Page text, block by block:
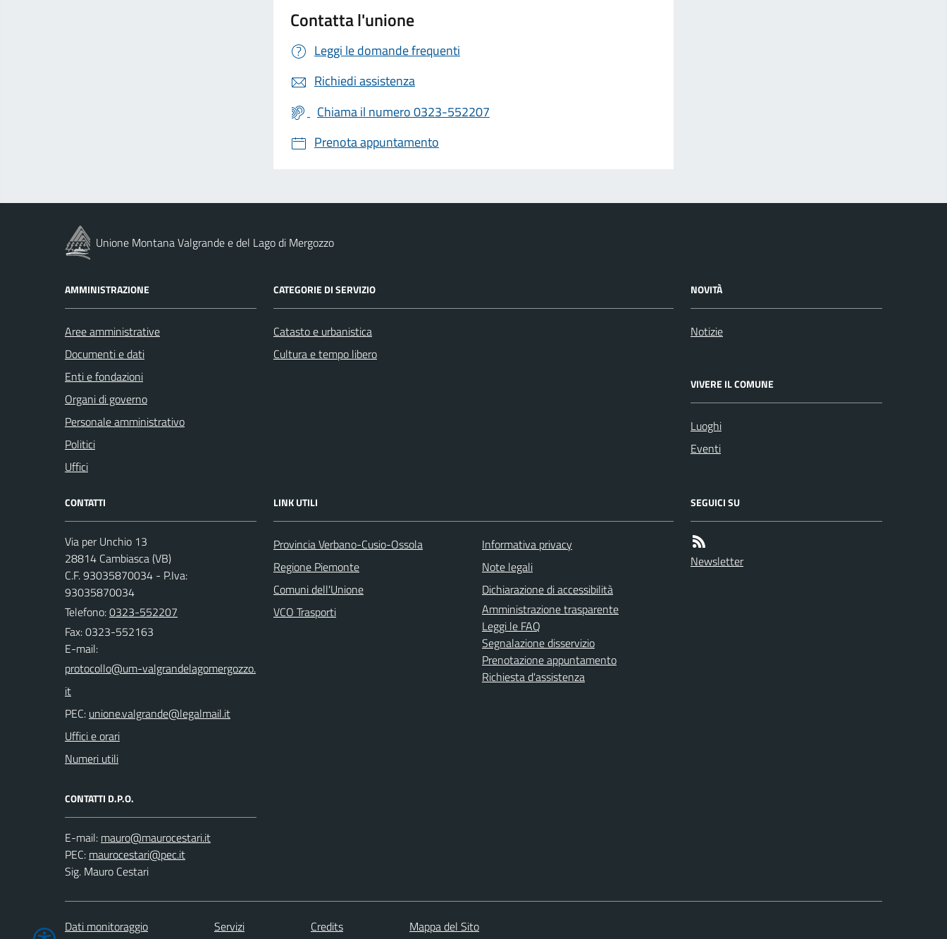
Contatta l'unione
Leggi le domande frequenti
Richiedi assistenza
Chiama il numero 0323-552207
Prenota appuntamento
Unione Montana Valgrande e del Lago di Mergozzo
AMMINISTRAZIONE
Aree amministrative
Documenti e dati
Enti e fondazioni
Organi di governo
Personale amministrativo
Politici
Uffici
CATEGORIE DI SERVIZIO
Catasto e urbanistica
Cultura e tempo libero
NOVITÀ
Notizie
VIVERE IL COMUNE
Luoghi
Eventi
CONTATTI
Via per Unchio 13
28814 Cambiasca (VB)
C.F. 93035870034 - P.Iva:
93035870034
Telefono:0323-552207
Fax: 0323-552163
E-mail:
PEC:
Uffici e orari
Numeri utili
CONTATTI D.P.O.
E-mail:
PEC:
Sig. Mauro Cestari
LINK UTILI
Provincia Verbano-Cusio-Ossola
Regione Piemonte
Comuni dell'Unione
VCO Trasporti
Informativa privacy
Note legali
Dichiarazione di accessibilità
Amministrazione trasparente
Leggi le FAQ
Segnalazione disservizio
Prenotazione appuntamento
Richiesta d'assistenza
SEGUICI SU
Newsletter
Dati monitoraggio Servizi Credits Mappa del Sito